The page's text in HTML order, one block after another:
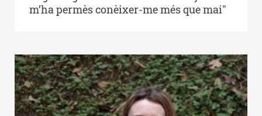
m’ha permès conèixer-me més que mai"